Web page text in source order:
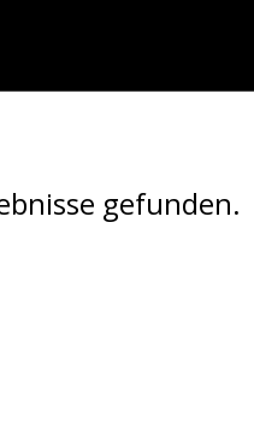
gefunden.